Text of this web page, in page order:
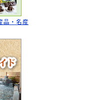
品・名産